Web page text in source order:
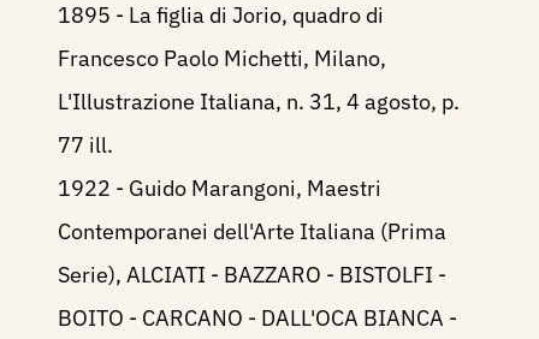
1895 - La figlia di Jorio, quadro di
Francesco Paolo Michetti, Milano,
L'Illustrazione Italiana, n. 31, 4 agosto, p.
77 ill.
1922 - Guido Marangoni, Maestri
Contemporanei dell'Arte Italiana (Prima
Serie), ALCIATI - BAZZARO - BISTOLFI -
BOITO - CARCANO - DALL'OCA BIANCA -